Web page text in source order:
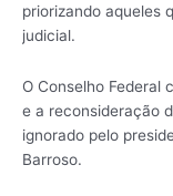
priorizando aqueles
judicial.
O Conselho Federal
e a reconsideração
ignorado pelo
Barroso.